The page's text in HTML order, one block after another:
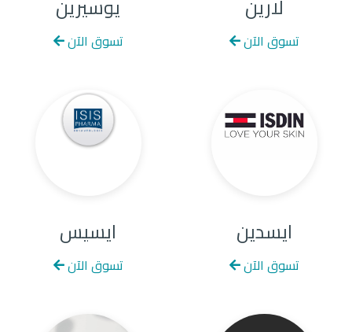
لارين
تسوق الآن
يوسيرين
تسوق الآن
ايسدين
تسوق الآن
ايسيس
تسوق الآن